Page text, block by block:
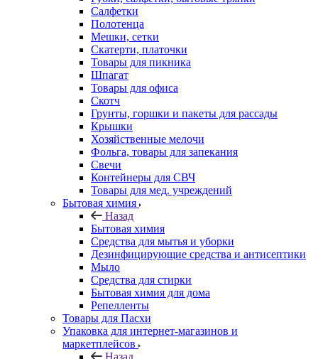
Салфетки
Полотенца
Мешки, сетки
Скатерти, платочки
Товары для пикника
Шпагат
Товары для офиса
Скотч
Грунты, горшки и пакеты для рассады
Крышки
Хозяйственные мелочи
Фольга, товары для запекания
Свечи
Контейнеры для СВЧ
Товары для мед. учреждений
Бытовая химия
Назад
Бытовая химия
Средства для мытья и уборки
Дезинфицирующие средства и антисептики
Мыло
Средства для стирки
Бытовая химия для дома
Репелленты
Товары для Пасхи
Упаковка для интернет-магазинов и
маркетплейсов
Назад